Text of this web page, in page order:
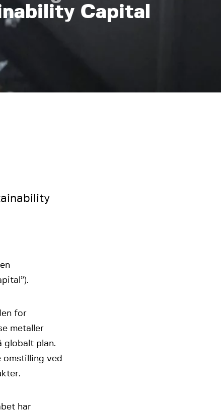
Capital
for
metaller
globalt plan.
omstilling ved
har